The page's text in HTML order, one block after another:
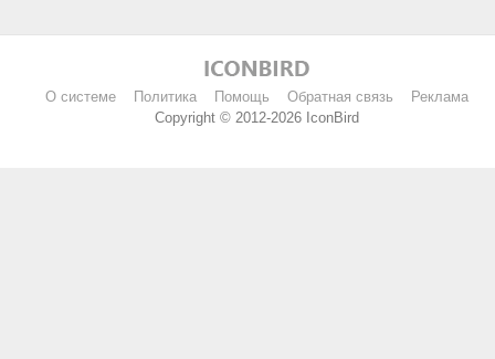
О системе Политика Помощь Обратная связь
Реклама
Copyright © 2012-2026 IconBird